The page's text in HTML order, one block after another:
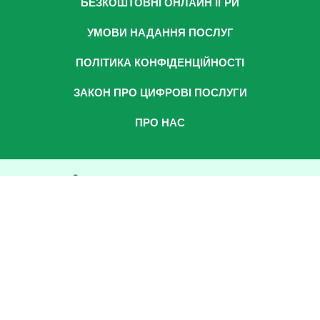
БЕЗКОШТОВНІ ОНЛАЙН ІГРИ
УМОВИ НАДАННЯ ПОСЛУГ
ПОЛІТИКА КОНФІДЕНЦІЙНОСТІ
ЗАКОН ПРО ЦИФРОВІ ПОСЛУГИ
ПРО НАС